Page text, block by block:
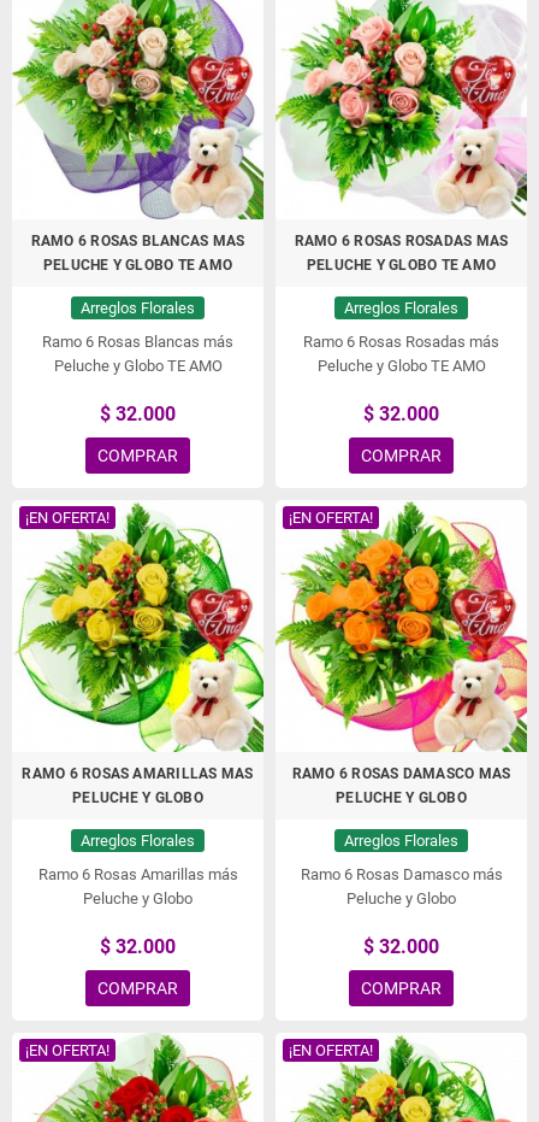
RAMO 6 ROSAS BLANCAS MAS
PELUCHE Y GLOBO TE AMO
Arreglos Florales
Ramo 6 Rosas Blancas más
Peluche y Globo TE AMO
$ 32.000
COMPRAR
RAMO 6 ROSAS ROSADAS MAS
PELUCHE Y GLOBO TE AMO
Arreglos Florales
Ramo 6 Rosas Rosadas más
Peluche y Globo TE AMO
$ 32.000
COMPRAR
¡EN OFERTA!
RAMO 6 ROSAS AMARILLAS MAS
PELUCHE Y GLOBO
Arreglos Florales
Ramo 6 Rosas Amarillas más
Peluche y Globo
$ 32.000
COMPRAR
¡EN OFERTA!
RAMO 6 ROSAS DAMASCO MAS
PELUCHE Y GLOBO
Arreglos Florales
Ramo 6 Rosas Damasco más
Peluche y Globo
$ 32.000
COMPRAR
¡EN OFERTA! ¡EN OFERTA!